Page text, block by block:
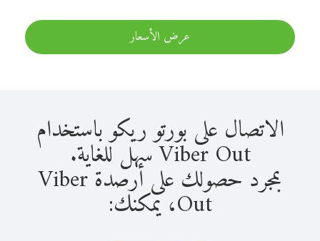
عرض الأسعار
الاتصال على بورتو ريكو باستخدام
Viber Out سهل للغاية.
بمجرد حصولك على أرصدة Viber
Out، يمكنك: